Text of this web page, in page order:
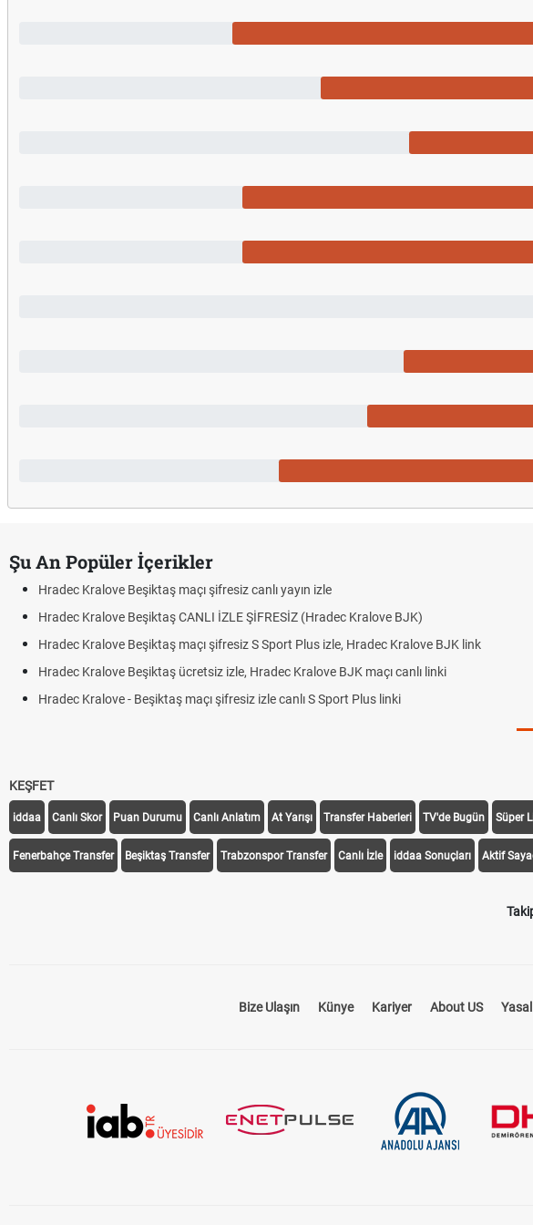
Şu An Popüler İçerikler
Hradec Kralove Beşiktaş maçı şifresiz canlı yayın izle
Hradec Kralove Beşiktaş CANLI İZLE ŞİFRESİZ (Hradec Kralove BJK)
Hradec Kralove Beşiktaş maçı şifresiz S Sport Plus izle, Hradec Kralove BJK link
Hradec Kralove Beşiktaş ücretsiz izle, Hradec Kralove BJK maçı canlı linki
Hradec Kralove - Beşiktaş maçı şifresiz izle canlı S Sport Plus linki
KEŞFET
iddaa Canlı Skor Puan Durumu Canlı Anlatım At Yarışı Transfer Haberleri TV'de Bugün Süper
Fenerbahçe Transfer Beşiktaş Transfer Trabzonspor Transfer Canlı İzle iddaa Sonuçları Aktif
Bize Ulaşın Künye Kariyer About US Yasal